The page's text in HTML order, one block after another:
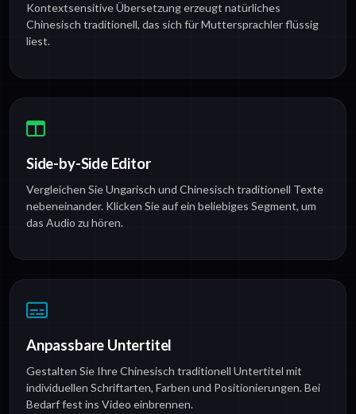
Kontextsensitive Übersetzung erzeugt natürliches
Chinesisch traditionell, das sich für Muttersprachler flüssig
liest.
Side-by-Side Editor
Vergleichen Sie Ungarisch und Chinesisch traditionell Texte
nebeneinander. Klicken Sie auf ein beliebiges Segment, um
das Audio zu hören.
Anpassbare Untertitel
Gestalten Sie Ihre Chinesisch traditionell Untertitel mit
individuellen Schriftarten, Farben und Positionierungen. Bei
Bedarf fest ins Video einbrennen.